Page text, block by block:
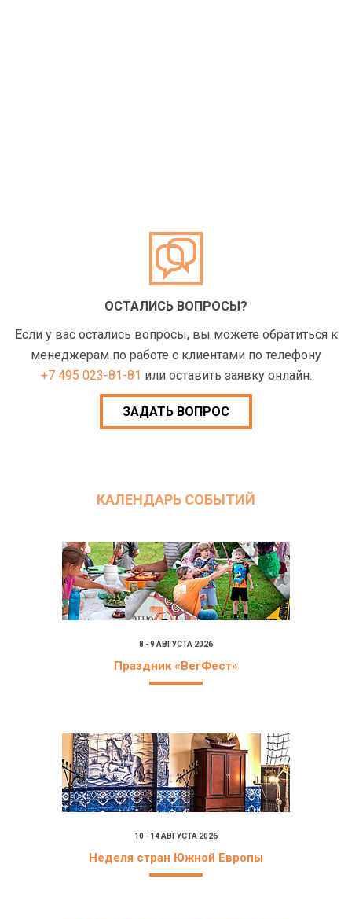
ОСТАЛИСЬ ВОПРОСЫ?
Если у вас остались вопросы, вы можете обратиться к
менеджерам по работе с клиентами по телефону
+7 495 023-81-81 или оставить заявку онлайн.
ЗАДАТЬ ВОПРОС
КАЛЕНДАРЬ СОБЫТИЙ
8 - 9 АВГУСТА 2026
Праздник «ВегФест»
10 - 14 АВГУСТА 2026
Неделя стран Южной Европы